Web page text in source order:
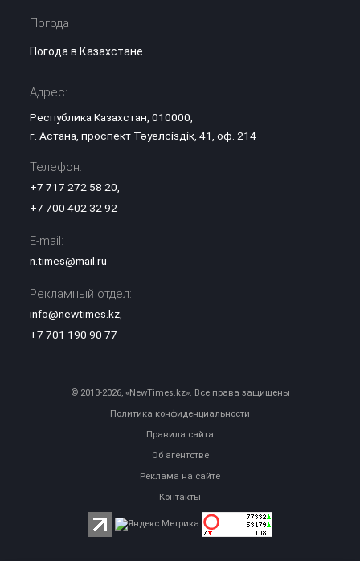
Погода
Погода в Казахстане
Адрес:
Республика Казахстан, 010000,
г. Астана, проспект Тәуелсіздік, 41, оф. 214
Телефон:
+7 717 272 58 20
+7 700 402 32 92
E-mail:
n.times@mail.ru
Рекламный отдел:
info@newtimes.kz,
+7 701 190 90 77
© 2013-2026, «NewTimes.kz». Все права защищены
Политика конфиденциальности
Правила сайта
Об агентстве
Реклама на сайте
Контакты